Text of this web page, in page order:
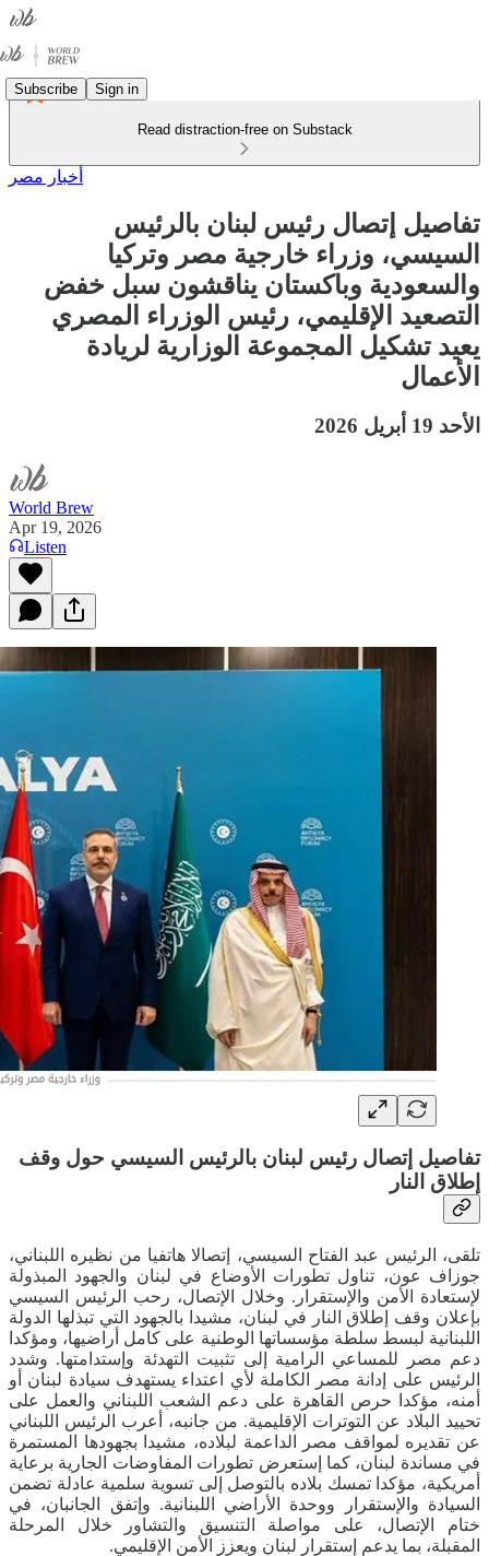
Subscribe Sign in
Read distraction-free on Substack
أخبار مصر
تفاصيل إتصال رئيس لبنان بالرئيس
السيسي، وزراء خارجية مصر وتركيا
والسعودية وباكستان يناقشون سبل خفض
التصعيد الإقليمي، رئيس الوزراء المصري
يعيد تشكيل المجموعة الوزارية لريادة
الأعمال
الأحد 19 أبريل 2026
World Brew
Apr 19, 2026
Listen
تفاصيل إتصال رئيس لبنان بالرئيس السيسي حول وقف
إطلاق النار
تلقى، الرئيس عبد الفتاح السيسي، إتصالا هاتفيا من نظيره اللبناني،
جوزاف عون، تناول تطورات الأوضاع في لبنان والجهود المبذولة
لإستعادة الأمن والإستقرار. وخلال الإتصال، رحب الرئيس السيسي
بإعلان وقف إطلاق النار في لبنان، مشيدا بالجهود التي تبذلها الدولة
اللبنانية لبسط سلطة مؤسساتها الوطنية على كامل أراضيها، ومؤكدا
دعم مصر للمساعي الرامية إلى تثبيت التهدئة وإستدامتها. وشدد
الرئيس على إدانة مصر الكاملة لأي اعتداء يستهدف سيادة لبنان أو
أمنه، مؤكدا حرص القاهرة على دعم الشعب اللبناني والعمل على
تحييد البلاد عن التوترات الإقليمية. من جانبه، أعرب الرئيس اللبناني
عن تقديره لمواقف مصر الداعمة لبلاده، مشيدا بجهودها المستمرة
في مساندة لبنان، كما إستعرض تطورات المفاوضات الجارية برعاية
أمريكية، مؤكدا تمسك بلاده بالتوصل إلى تسوية سلمية عادلة تضمن
السيادة والإستقرار ووحدة الأراضي اللبنانية. وإتفق الجانبان، في
ختام الإتصال، على مواصلة التنسيق والتشاور خلال المرحلة
المقبلة، بما يدعم إستقرار لبنان ويعزز الأمن الإقليمي.